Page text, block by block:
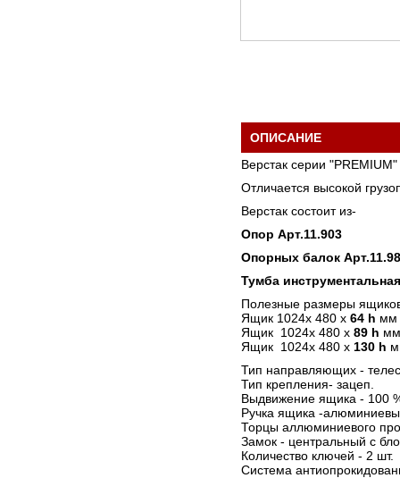
ОПИСАНИЕ
Верстак серии
Отличается высокой
Верстак состоит из-
Опор Арт.11.903
Опорных балок
Тумба
Полезные размеры
Ящик 1024х 480 х 64 h мм
Ящик 1024х 480 х 89 h мм
Ящик 1024х 480 х 130 h
Тип направляющих -
Тип крепления- зацеп.
Выдвижение ящика - 100
Ручка ящика -
Торцы аллюминиевого
Замок - центральный с
Количество ключей - 2 шт.
Система